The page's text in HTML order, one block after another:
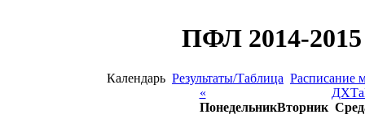
ПФЛ 2014-
Календарь Результаты/Таблица Расписание
«
ПонедельникВторник